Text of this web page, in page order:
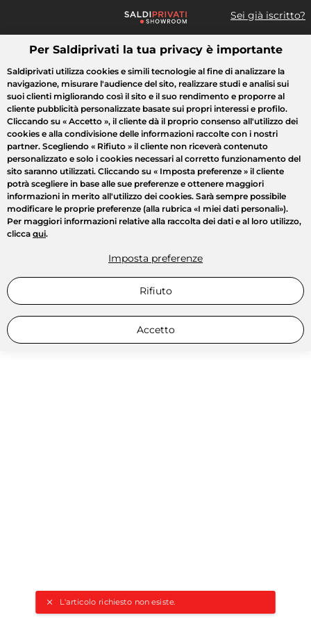
Sei già iscritto?
Cosa cerchi?
L'articolo richiesto non esiste.
Tutte le vendite Moda Casa Bellezza Elettrodomestici
Per Saldiprivati la tua privacy è importante
Saldiprivati utilizza cookies e simili tecnologie al fine di analizzare la
navigazione, misurare l'audience del sito, realizzare studi e analisi sui
suoi clienti migliorando così il sito e il suo rendimento e proporre al
cliente pubblicità personalizzate basate sui propri interessi e profilo.
Cliccando su « Accetto », il cliente dà il proprio consenso all'utilizzo dei
cookies e alla condivisione delle informazioni raccolte con i nostri
partner. Scegliendo « Rifiuto » il cliente non riceverà contenuto
personalizzato e solo i cookies necessari al corretto funzionamento del
sito saranno utilizzati. Cliccando su « Imposta preferenze » il cliente
potrà scegliere in base alle sue preferenze e ottenere maggiori
informazioni in merito all'utilizzo dei cookies. Sarà sempre possibile
modificare le proprie preferenze (alla rubrica «I miei dati personali»).
Per maggiori informazioni relative alla raccolta dei dati e al loro utilizzo,
clicca qui.
Imposta preferenze
Rifiuto
Accetto